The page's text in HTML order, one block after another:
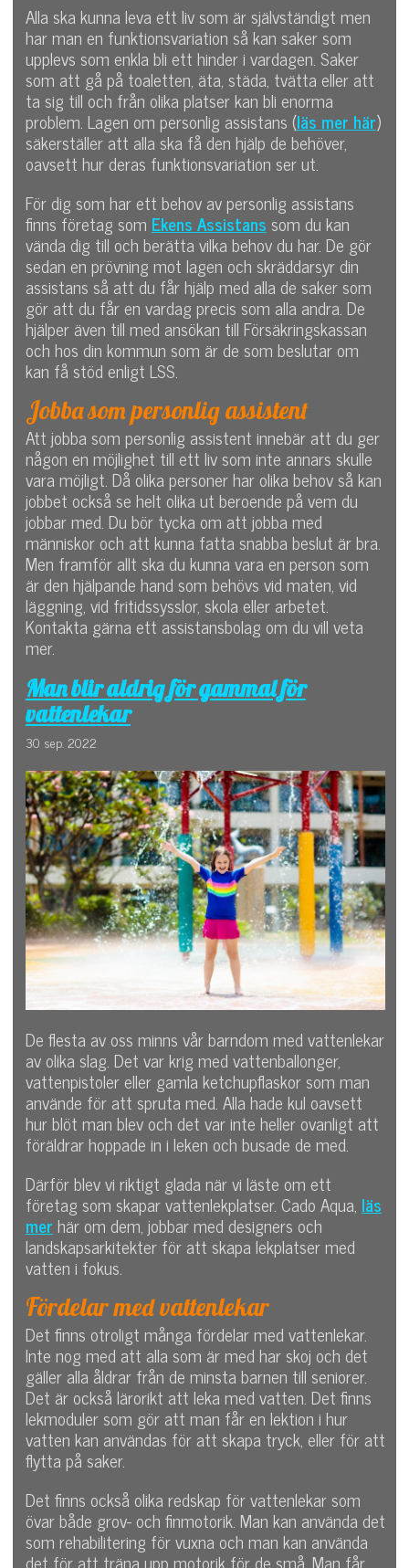
Alla ska kunna leva ett liv som är självständigt men
har man en funktionsvariation så kan saker som
upplevs som enkla bli ett hinder i vardagen. Saker
som att gå på toaletten, äta, städa, tvätta eller att
ta sig till och från olika platser kan bli enorma
problem. Lagen om personlig assistans (läs mer här)
säkerställer att alla ska få den hjälp de behöver,
oavsett hur deras funktionsvariation ser ut.
För dig som har ett behov av personlig assistans
finns företag som Ekens Assistans som du kan
vända dig till och berätta vilka behov du har. De gör
sedan en prövning mot lagen och skräddarsyr din
assistans så att du får hjälp med alla de saker som
gör att du får en vardag precis som alla andra. De
hjälper även till med ansökan till Försäkringskassan
och hos din kommun som är de som beslutar om
kan få stöd enligt LSS.
Jobba som personlig assistent
Att jobba som personlig assistent innebär att du ger
någon en möjlighet till ett liv som inte annars skulle
vara möjligt. Då olika personer har olika behov så kan
jobbet också se helt olika ut beroende på vem du
jobbar med. Du bör tycka om att jobba med
människor och att kunna fatta snabba beslut är bra.
Men framför allt ska du kunna vara en person som
är den hjälpande hand som behövs vid maten, vid
läggning, vid fritidssysslor, skola eller arbetet.
Kontakta gärna ett assistansbolag om du vill veta
mer.
Man blir aldrig för gammal för
vattenlekar
30 sep. 2022
De flesta av oss minns vår barndom med vattenlekar
av olika slag. Det var krig med vattenballonger,
vattenpistoler eller gamla ketchupflaskor som man
använde för att spruta med. Alla hade kul oavsett
hur blöt man blev och det var inte heller ovanligt att
föräldrar hoppade in i leken och busade de med.
Därför blev vi riktigt glada när vi läste om ett
företag som skapar vattenlekplatser. Cado Aqua, läs
merhär om dem, jobbar med designers och
landskapsarkitekter för att skapa lekplatser med
vatten i fokus.
Fördelar med vattenlekar
Det finns otroligt många fördelar med vattenlekar.
Inte nog med att alla som är med har skoj och det
gäller alla åldrar från de minsta barnen till seniorer.
Det är också lärorikt att leka med vatten. Det finns
lekmoduler som gör att man får en lektion i hur
vatten kan användas för att skapa tryck, eller för att
flytta på saker.
Det finns också olika redskap för vattenlekar som
övar både grov- och finmotorik. Man kan använda det
som rehabilitering för vuxna och man kan använda
det för att träna upp motorik för de små. Man får